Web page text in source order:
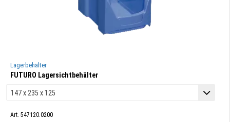
Lagerbehälter
FUTURO Lagersichtbehälter
Art. 547120.0200